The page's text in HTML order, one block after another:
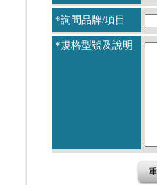
*詢問品牌/項目
*規格型號及說明